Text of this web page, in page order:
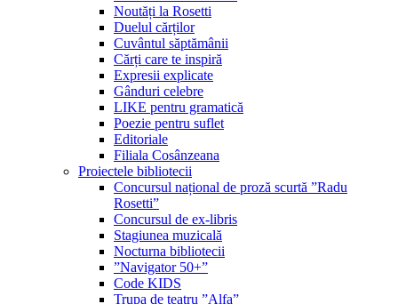
Noutăți la Rosetti
Duelul cărților
Cuvântul săptămânii
Cărți care te inspiră
Expresii explicate
Gânduri celebre
LIKE pentru gramatică
Poezie pentru suflet
Editoriale
Filiala Cosânzeana
Proiectele bibliotecii
Concursul național de proză scurtă ”Radu
Rosetti”
Concursul de ex-libris
Stagiunea muzicală
Nocturna bibliotecii
”Navigator 50+”
Code KIDS
Trupa de teatru ”Alfa”